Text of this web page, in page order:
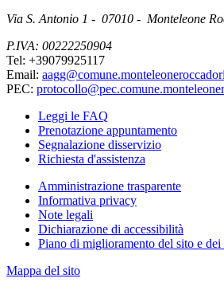
Via S. Antonio 1 - 07010 - Monteleone
P.IVA: 00222250904
Tel: +39079925117
Email:
PEC:
Leggi le FAQ
Prenotazione appuntamento
Segnalazione disservizio
Richiesta d'assistenza
Amministrazione trasparente
Informativa privacy
Note legali
Dichiarazione di accessibilità
Piano di miglioramento del sito e dei
Mappa del sito